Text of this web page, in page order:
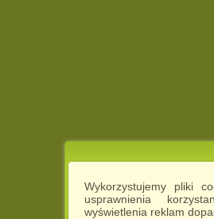
Wykorzystujemy pliki
usprawnienia
wyświetlenia reklam